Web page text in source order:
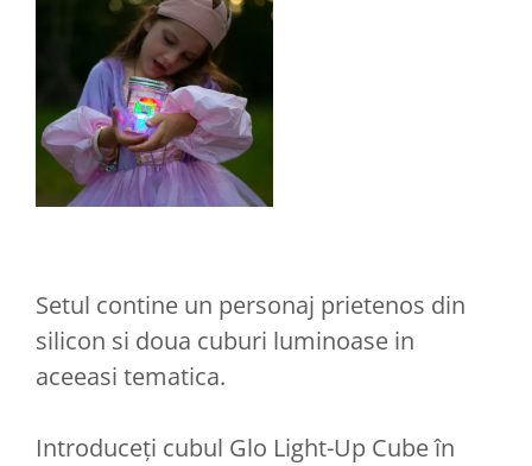
Setul contine un personaj prietenos din
silicon si doua cuburi luminoase in
aceeasi tematica.
Introduceți cubul Glo Light-Up Cube în